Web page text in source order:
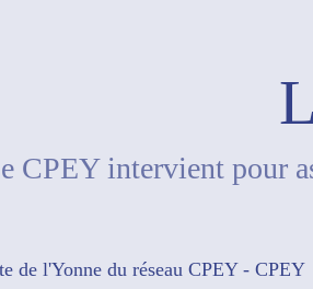
CPEY intervient pour